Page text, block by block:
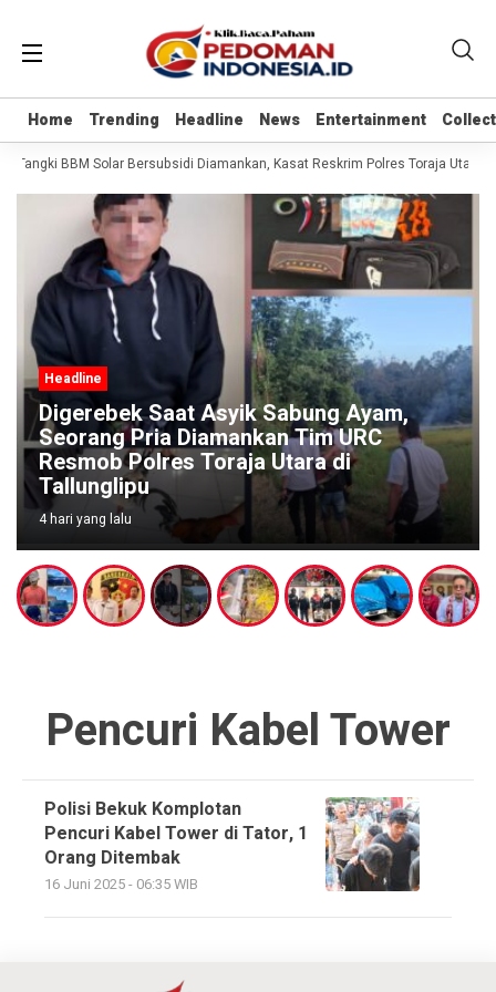
Home Trending Headline News Entertainment
Home Trending Headline News Entertainment
Tangki BBM Solar Bersubsidi Diamankan, Kasat Reskrim Polres Toraja Utara:
Headline
Digerebek Saat Asyik Sabung Ayam,
Seorang Pria Diamankan Tim URC
Resmob Polres Toraja Utara di
Tallunglipu ​
4 hari yang lalu
Pencuri Kabel Tower
Polisi Bekuk Komplotan
Pencuri Kabel Tower di Tator, 1
Orang Ditembak
16 Juni 2025 - 06:35 WIB